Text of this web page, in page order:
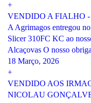
+
VENDIDO A FIALHO -
A Agrimagos entregou
Slicer 310FC KC ao
Alcaçovas O nosso
18 Março, 2026
+
VENDIDO AOS
NICOLAU